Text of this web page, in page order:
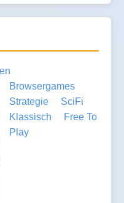
Browsergames
Strategie
SciFi
Klassisch
Free To
Play